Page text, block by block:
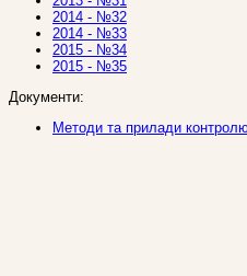
2014 - №32
2014 - №33
2015 - №34
2015 - №35
Документи:
Методи та прилади